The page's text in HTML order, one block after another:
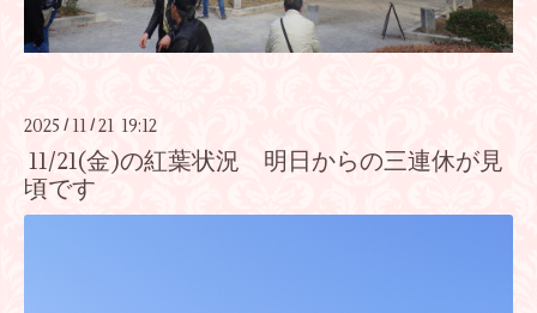
2025 / 11 / 21 19:12
11/21(金)の紅葉状況 明日からの三連休が見
頃です